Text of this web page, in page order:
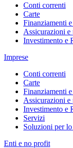
Conti correnti
Carte
Finanziamenti
Assicurazioni e
Investimento e
Imprese
Conti correnti
Carte
Finanziamenti
Assicurazioni e
Investimento e
Servizi
Soluzioni per
Enti e no profit